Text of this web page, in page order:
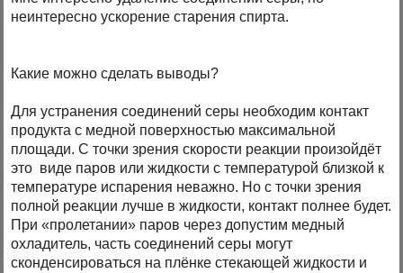
неинтересно ускорение старения спирта.
Какие можно сделать выводы?
Для устранения соединений серы необходим контакт
продукта с медной поверхностью максимальной
площади. С точки зрения скорости реакции произойдёт
это виде паров или жидкости с температурой близкой к
температуре испарения неважно. Но с точки зрения
полной реакции лучше в жидкости, контакт полнее будет.
При «пролетании» паров через допустим медный
охладитель, часть соединений серы могут
сконденсироваться на плёнке стекающей жидкости и